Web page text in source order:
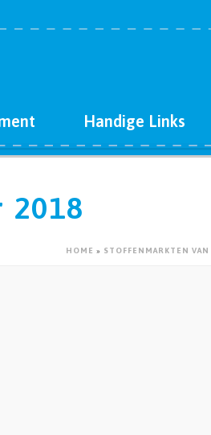
Handige Links
HOME » STOFFENMARKTEN